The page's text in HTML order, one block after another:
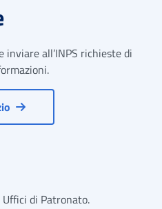
inviare all’INPS richieste di
Uffici di Patronato.